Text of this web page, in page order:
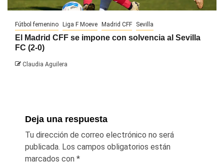
Fútbol femenino Liga F Moeve Madrid CFF Sevilla
El Madrid CFF se impone con solvencia al Sevilla
FC (2-0)
Claudia Aguilera
Deja una respuesta
Tu dirección de correo electrónico no será
publicada. Los campos obligatorios están
marcados con *